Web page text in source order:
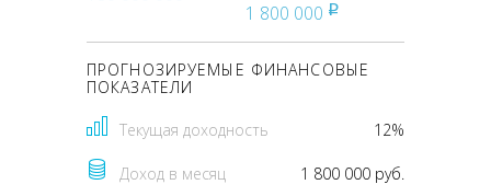
1 800 000 pуб
ПРОГНОЗИРУЕМЫЕ ФИНАНСОВЫЕ
ПОКАЗАТЕЛИ
Текущая доходность 12%
Доход в месяц 1 800 000 руб.